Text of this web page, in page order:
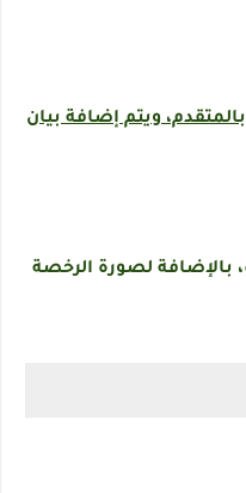
ويتم إضافة بيان
بالإضافة لصورة الرخصة